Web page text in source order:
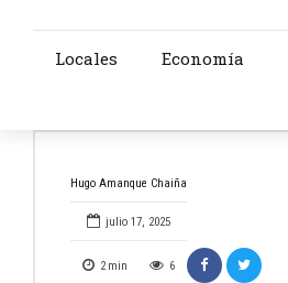
Locales Economía
Hugo Amanque Chaiña
julio 17, 2025
2 min 6